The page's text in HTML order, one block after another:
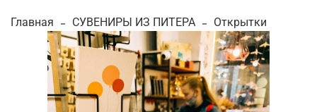
Главная СУВЕНИРЫ ИЗ ПИТЕРА Открытки